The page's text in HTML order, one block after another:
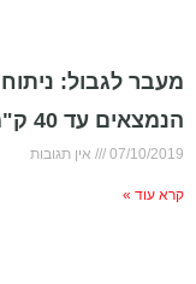
מעבר לגבול:
הנמצאים עד 40 ק"מ מרצועת עזה
07/10/2019 אין תגובות
קרא עוד »